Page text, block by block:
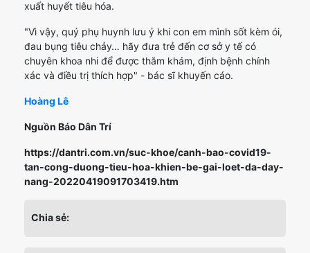
xuất huyết tiêu hóa.
"Vì vậy, quý phụ huynh lưu ý khi con em mình sốt kèm ói,
đau bụng tiêu chảy… hãy đưa trẻ đến cơ sở y tế có
chuyên khoa nhi để được thăm khám, định bệnh chính
xác và điều trị thích hợp" - bác sĩ khuyến cáo.
Hoàng Lê
Nguồn Báo Dân Trí
https://dantri.com.vn/suc-khoe/canh-bao-covid19-
tan-cong-duong-tieu-hoa-khien-be-gai-loet-da-day-
nang-20220419091703419.htm
Chia sẻ: